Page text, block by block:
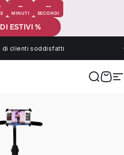
--
MINUTI
--
SECONDI
ESTIVI %
di clienti soddisfatti
Cerca